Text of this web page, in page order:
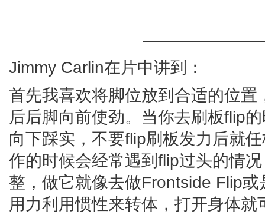
Jimmy Carlin在片中讲到：
首先我喜欢将脚位放到合适的位
后后脚向前使劲。当你去刷板flip
向下踩实，不要flip刷板发力后就
作的时候会经常遇到flip过头的情
整，做它就像去做Frontside Flip
用力利用惯性来转体，打开身体就